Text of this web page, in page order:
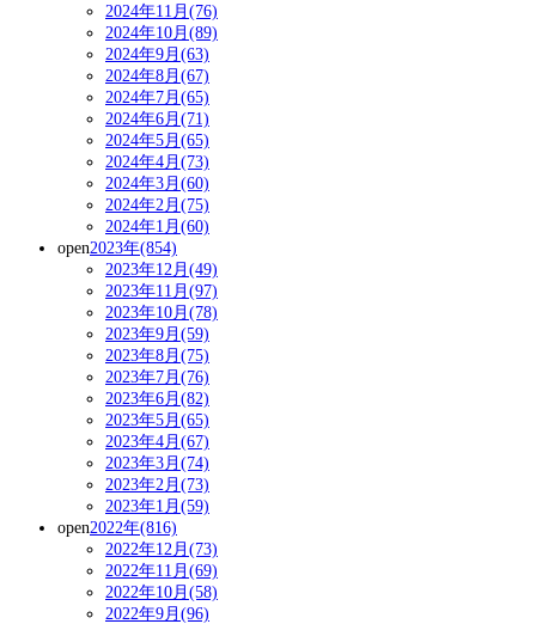
2024年11月(76)
2024年10月(89)
2024年9月(63)
2024年8月(67)
2024年7月(65)
2024年6月(71)
2024年5月(65)
2024年4月(73)
2024年3月(60)
2024年2月(75)
2024年1月(60)
open2023年(854)
2023年12月(49)
2023年11月(97)
2023年10月(78)
2023年9月(59)
2023年8月(75)
2023年7月(76)
2023年6月(82)
2023年5月(65)
2023年4月(67)
2023年3月(74)
2023年2月(73)
2023年1月(59)
open2022年(816)
2022年12月(73)
2022年11月(69)
2022年10月(58)
2022年9月(96)